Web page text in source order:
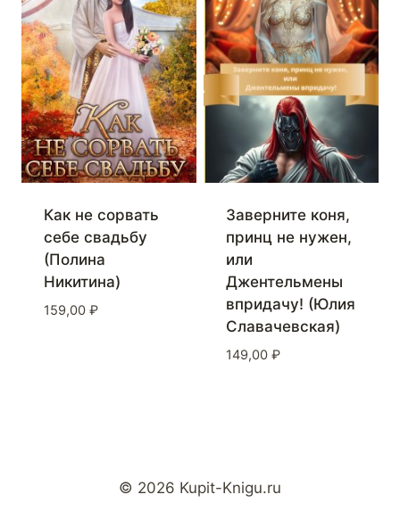
Как не сорвать
себе свадьбу
(Полина
Никитина)
159,00 ₽
Заверните коня,
принц не нужен,
или
Джентельмены
впридачу! (Юлия
Славачевская)
149,00 ₽
© 2026 Kupit-Knigu.ru